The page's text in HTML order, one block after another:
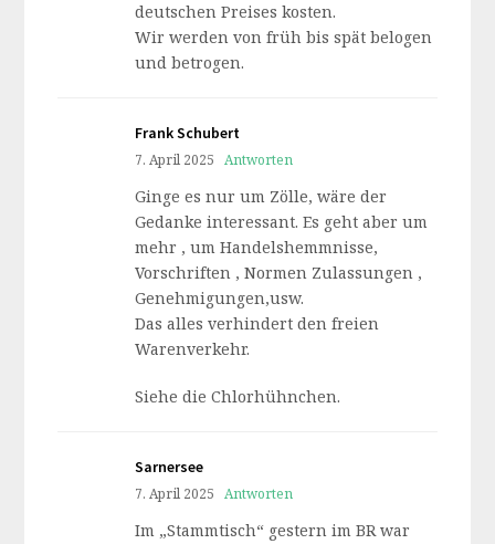
deutschen Preises kosten.
Wir werden von früh bis spät belogen
und betrogen.
Frank Schubert
7. April 2025 Antworten
Ginge es nur um Zölle, wäre der
Gedanke interessant. Es geht aber um
mehr , um Handelshemmnisse,
Vorschriften , Normen Zulassungen ,
Genehmigungen,usw.
Das alles verhindert den freien
Warenverkehr.
Siehe die Chlorhühnchen.
Sarnersee
7. April 2025 Antworten
Im „Stammtisch“ gestern im BR war